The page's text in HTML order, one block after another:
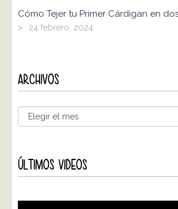
Cómo Tejer tu Primer Cárdigan en
> 24 febrero, 2024
ARCHIVOS
ÚLTIMOS VIDEOS